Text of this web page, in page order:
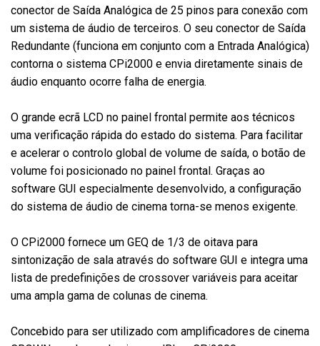
conector de Saída Analógica de 25 pinos para conexão com
um sistema de áudio de terceiros. O seu conector de Saída
Redundante (funciona em conjunto com a Entrada Analógica)
contorna o sistema CPi2000 e envia diretamente sinais de
áudio enquanto ocorre falha de energia.
O grande ecrã LCD no painel frontal permite aos técnicos
uma verificação rápida do estado do sistema. Para facilitar
e acelerar o controlo global de volume de saída, o botão de
volume foi posicionado no painel frontal. Graças ao
software GUI especialmente desenvolvido, a configuração
do sistema de áudio de cinema torna-se menos exigente.
O CPi2000 fornece um GEQ de 1/3 de oitava para
sintonização de sala através do software GUI e integra uma
lista de predefinições de crossover variáveis para aceitar
uma ampla gama de colunas de cinema.
Concebido para ser utilizado com amplificadores de cinema